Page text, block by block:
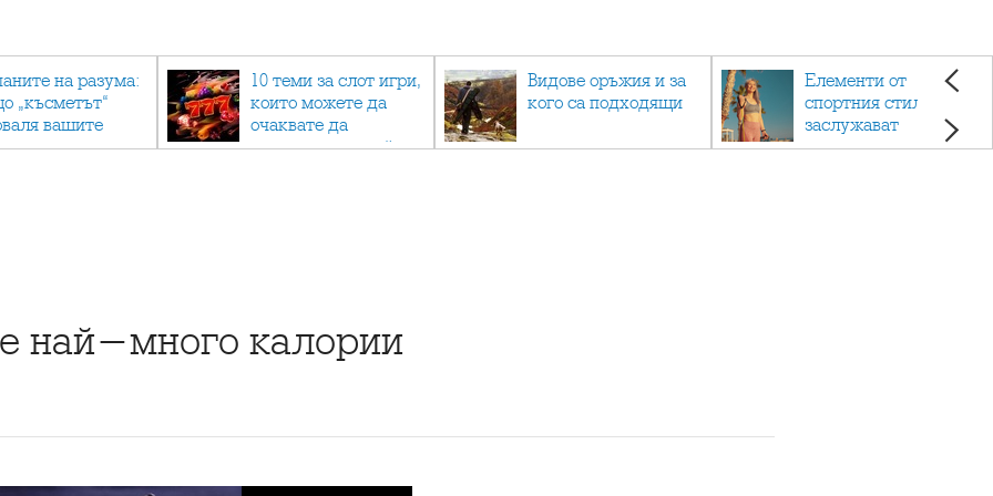
на разума:
„късметът“
вашите
мачове и
10 теми за слот игри,
които можете да
очаквате да
намерите в онлайн
Видове оръжия и за
кого са подходящи
Елементи от
спортния стил, които
заслужават
внимание
най-много калории